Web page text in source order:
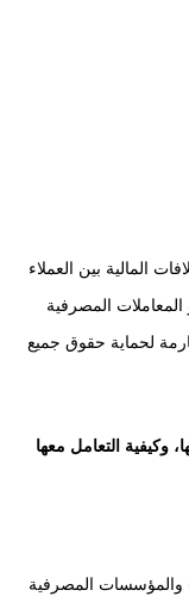
المالية بين العملاء
المعاملات المصرفية
لحماية حقوق جميع
وكيفية التعامل معها
والمؤسسات المصرفية